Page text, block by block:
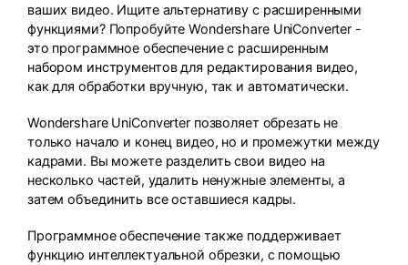
ваших видео. Ищите альтернативу с расширенными
функциями? Попробуйте Wondershare UniConverter -
это программное обеспечение с расширенным
набором инструментов для редактирования видео,
как для обработки вручную, так и автоматически.
Wondershare UniConverter позволяет обрезать не
только начало и конец видео, но и промежутки между
кадрами. Вы можете разделить свои видео на
несколько частей, удалить ненужные элементы, а
затем объединить все оставшиеся кадры.
Программное обеспечение также поддерживает
функцию интеллектуальной обрезки, с помощью